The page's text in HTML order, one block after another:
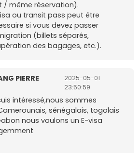
/ même réservation).
ou transit pass peut être
si vous devez passer
(billets séparés,
des bagages, etc.).
PIERRE
2025-05-01
23:50:59
intéressé,nous sommes
sénégalais, togolais
nous voulons un E-visa